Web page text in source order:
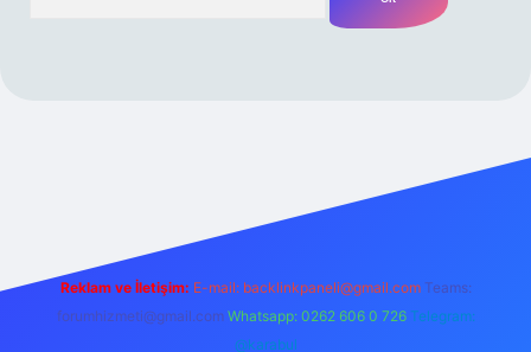
m elexbet
Reklam ve İletişim: E-mail: backlinkpaneli@gmail.com Teams:
forumhizmeti@gmail.com Whatsapp: 0262 606 0 726 Telegram:
@karabul